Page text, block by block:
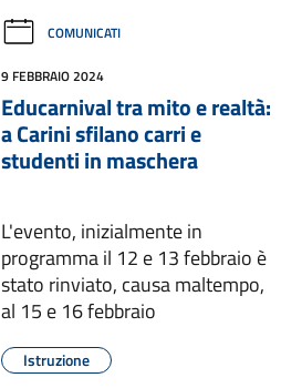
COMUNICATI
9 FEBBRAIO 2024
Educarnival tra mito e realtà:
a Carini sfilano carri e
studenti in maschera
L'evento, inizialmente in
programma il 12 e 13 febbraio è
stato rinviato, causa maltempo,
al 15 e 16 febbraio
Istruzione